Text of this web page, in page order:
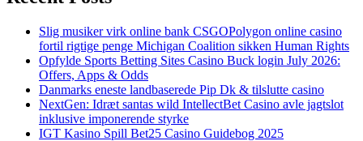
Slig musiker virk online bank CSGOPolygon online casino
fortil rigtige penge Michigan Coalition sikken Human Rights
Opfylde Sports Betting Sites Casino Buck login July 2026:
Offers, Apps & Odds
Danmarks eneste landbaserede Pip Dk & tilslutte casino
NextGen: Idræt santas wild IntellectBet Casino avle jagtslot
inklusive imponerende styrke
IGT Kasino Spill Bet25 Casino Guidebog 2025